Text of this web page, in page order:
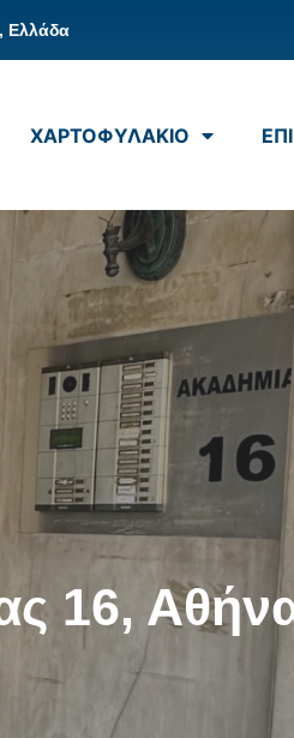
Ελλάδα
ΧΑΡΤΟΦΥΛΑΚΙΟ
16,